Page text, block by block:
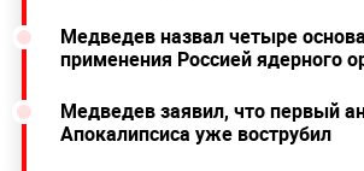
Медведев назвал четыре
применения Россией ядерного
Медведев заявил, что первый
Апокалипсиса уже вострубил